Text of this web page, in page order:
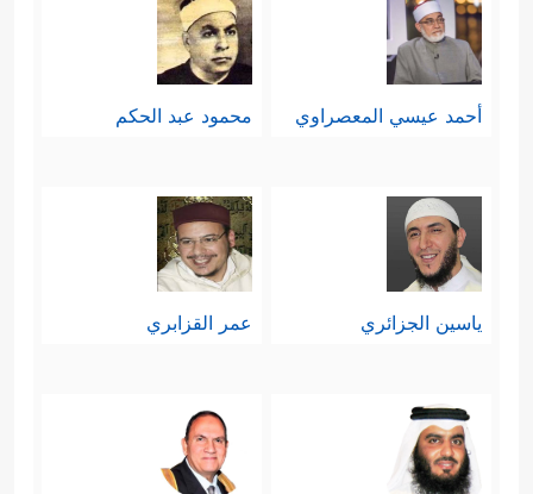
أحمد عيسي المعصراوي محمود عبد الحكم
ياسين الجزائري عمر القزابري